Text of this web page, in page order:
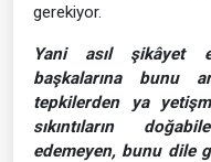
gerekiyor.
Yani asıl şikâyet
başkalarına bunu
tepkilerden ya
sıkıntıların
edemeyen, bunu dile